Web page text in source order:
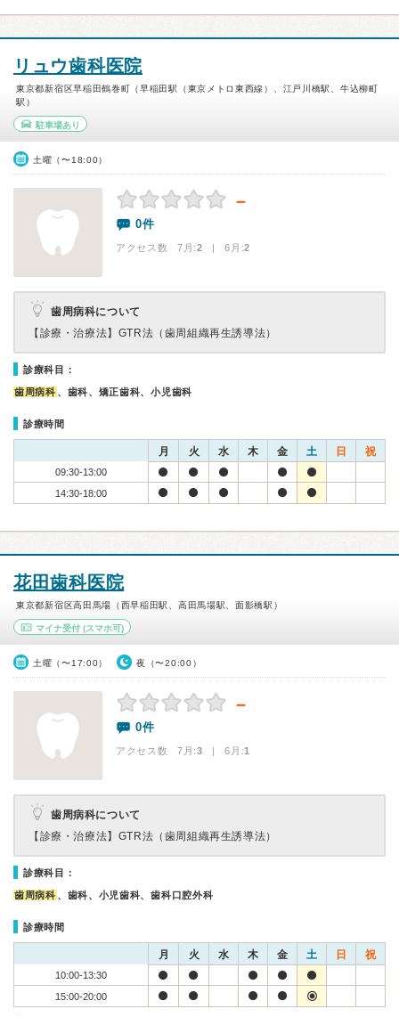
リュウ歯科医院
東京都新宿区早稲田鶴巻町（早稲田駅（東京メトロ東西線）、江戸川橋駅、牛込柳町
駅）
駐車場あり
土曜（〜18:00）
－
0件
アクセス数 7月:2 | 6月:2
歯周病科について
【診療・治療法】 GTR法（歯周組織再生誘導法）
診療科目：
歯周病科 、歯科、矯正歯科、小児歯科
診療時間
月 火 水 木 金 土 日 祝
09:30-13:00
14:30-18:00
花田歯科医院
東京都新宿区高田馬場（西早稲田駅、高田馬場駅、面影橋駅）
マイナ受付 (スマホ可)
土曜（〜17:00） 夜（〜20:00）
－
0件
アクセス数 7月:3 | 6月:1
歯周病科について
【診療・治療法】 GTR法（歯周組織再生誘導法）
診療科目：
歯周病科 、歯科、小児歯科、歯科口腔外科
診療時間
月 火 水 木 金 土 日 祝
10:00-13:30
15:00-20:00